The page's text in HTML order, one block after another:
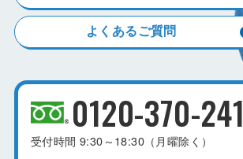
よくあるご質問
0120-370-241
受付時間 9:30～18:30（月曜除く）